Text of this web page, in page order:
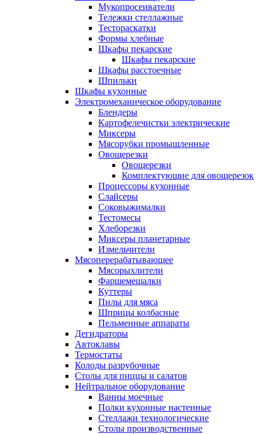
Мукопросеиватели
Тележки стеллажные
Тестораскатки
Формы хлебные
Шкафы пекарские
Шкафы пекарские
Шкафы расстоечные
Шпильки
Шкафы кухонные
Электромеханическое оборудование
Блендеры
Картофелечистки электрические
Миксеры
Мясорубки промышленные
Овощерезки
Овощерезки
Комплектующие для овощерезок
Процессоры кухонные
Слайсеры
Соковыжималки
Тестомесы
Хлеборезки
Миксеры планетарные
Измельчители
Мясоперерабатывающее
Мясорыхлители
Фаршемешалки
Куттеры
Пилы для мяса
Шприцы колбасные
Пельменные аппараты
Дегидраторы
Автоклавы
Термостаты
Колоды разрубочные
Столы для пиццы и салатов
Нейтральное оборудование
Ванны моечные
Полки кухонные настенные
Стеллажи технологические
Столы производственные